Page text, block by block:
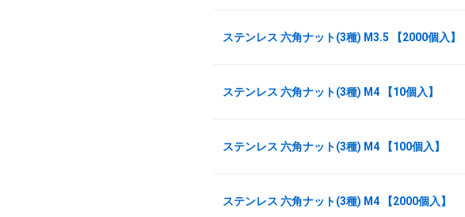
ステンレス 六角ナット(3種) M3.5 【2000個入】
ステンレス 六角ナット(3種) M4 【10個入】
ステンレス 六角ナット(3種) M4 【100個入】
ステンレス 六角ナット(3種) M4 【2000個入】